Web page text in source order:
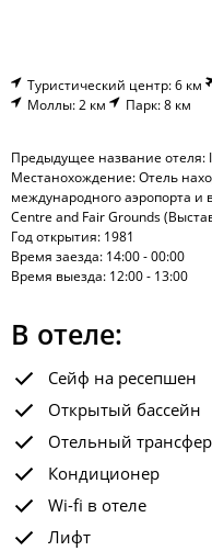
Туристический центр: 6 км
Моллы: 2 км
Парк: 8 км
Предыдущее название отеля:
Местанохождение: Отель
международного аэропорта и
Centre and Fair Grounds
Год открытия: 1981
Время заезда: 14:00 - 00:00
Время выезда: 12:00 - 13:00
В отеле:
Сейф на ресепшен
Открытый бассейн
Отельный трансфер
Кондиционер
Wi-fi в отеле
Лифт